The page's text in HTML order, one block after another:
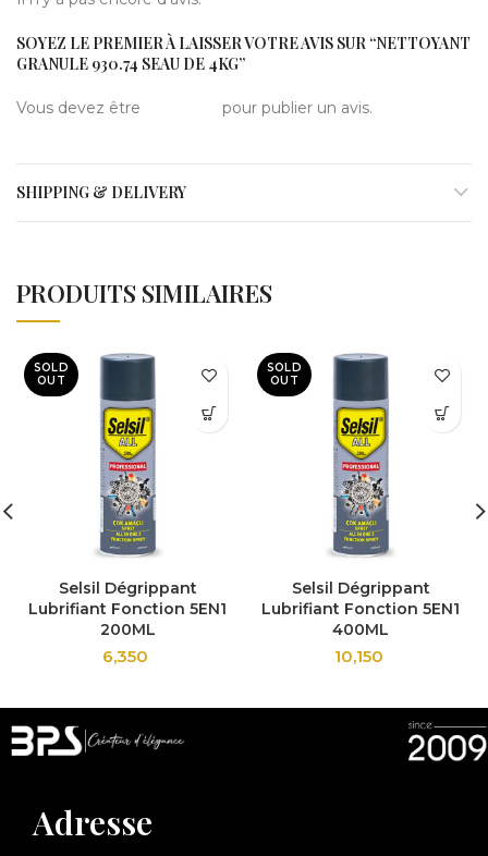
SOYEZ LE PREMIER À LAISSER VOTRE AVIS SUR “NETTOYANT
GRANULE 930.74 SEAU DE 4KG”
Vous devez être pour publier un avis.
SHIPPING & DELIVERY
PRODUITS SIMILAIRES
SOLD
OUT
Selsil Dégrippant
Lubrifiant Fonction 5EN1
200ML
6,350
SOLD
OUT
Selsil Dégrippant
Lubrifiant Fonction 5EN1
400ML
10,150
Adresse